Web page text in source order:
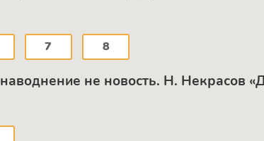
7 8
не новость. Н. Некрасов